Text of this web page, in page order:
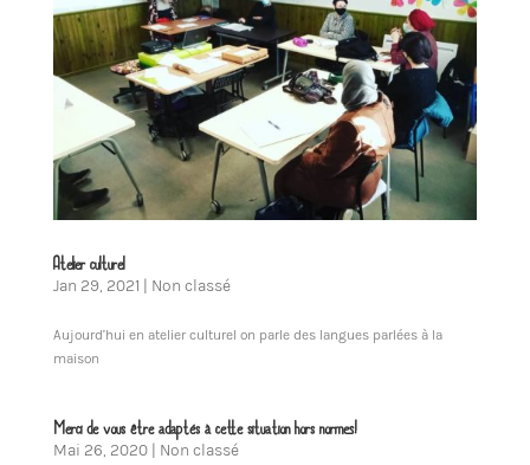
Atelier culturel
Jan 29, 2021 | Non classé
Aujourd’hui en atelier culturel on parle des langues parlées à la
maison
Merci de vous être adaptés à cette situation hors normes!
Mai 26, 2020| Non classé